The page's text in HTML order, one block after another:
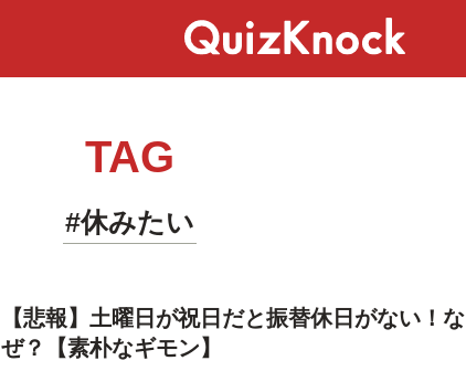
TAG
#休みたい
【悲報】土曜日が祝日だと振替休日がない！な
ぜ？【素朴なギモン】